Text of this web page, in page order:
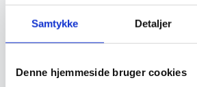
Samtykke Detaljer
Denne hjemmeside bruger cookies
Beklædning
Afspærring